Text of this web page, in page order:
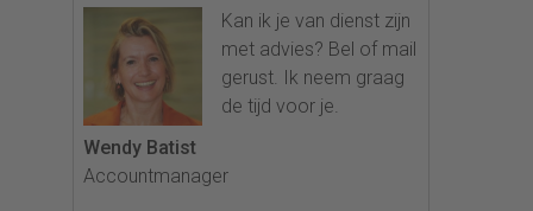
Kan ik je van dienst zijn
met advies? Bel of mail
gerust. Ik neem graag
de tijd voor je.
Wendy Batist
Accountmanager